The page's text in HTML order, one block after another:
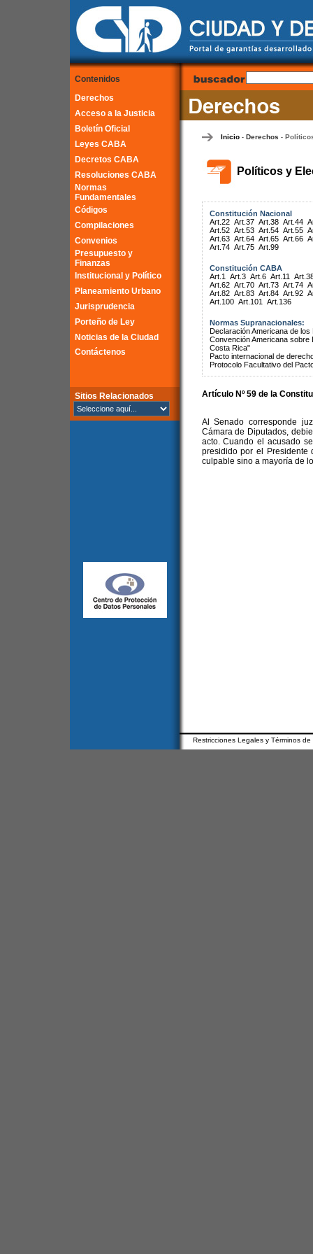
Contenidos
Derechos
Acceso a la Justicia
Boletín Oficial
Leyes CABA
Decretos CABA
Resoluciones CABA
Normas
Fundamentales
Códigos
Compilaciones
Convenios
Presupuesto y
Finanzas
Institucional y Político
Planeamiento Urbano
Jurisprudencia
Porteño de Ley
Noticias de la Ciudad
Contáctenos
Sitios Relacionados
Inicio- Derechos -
Políticos y
Constitución Nacional
Art.22 Art.37 Art.38 Art.44
Art.52 Art.53 Art.54 Art.55
Art.63 Art.64 Art.65 Art.66
Art.74 Art.75 Art.99
Constitución CABA
Art.1
Art.3 Art.6 Art.11
Art.62 Art.70 Art.73 Art.74
Art.82 Art.83 Art.84 Art.92
Art.100 Art.101 Art.136
Normas Supranacionales:
Declaración Americana de
Convención Americana
Costa Rica"
Pacto internacional de
Protocolo Facultativo del
Artículo Nº 59 de la
Al Senado corresponde
Cámara de Diputados,
acto. Cuando el acusado
presidido por el Presidente
culpable sino a mayoría de
Restricciones Legales y Términos de